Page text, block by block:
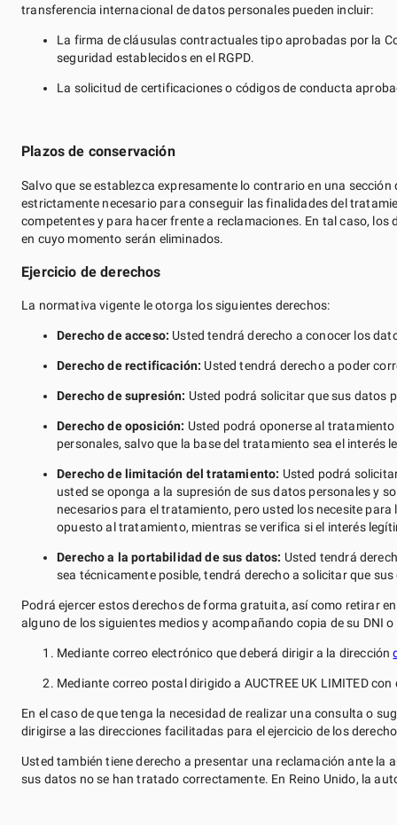
transferencia internacional de datos personales pueden incluir:
La firma de cláusulas contractuales tipo aprobadas por la
seguridad establecidos en el RGPD.
La solicitud de certificaciones o códigos de conducta
Plazos de conservación
Salvo que se establezca expresamente lo contrario en una
estrictamente necesario para conseguir las finalidades del
competentes y para hacer frente a reclamaciones. En tal caso,
en cuyo momento serán eliminados.
Ejercicio de derechos
La normativa vigente le otorga los siguientes derechos:
Derecho de acceso: Usted tendrá derecho a conocer los
Derecho de rectificación: Usted tendrá derecho a poder
Derecho de supresión: Usted podrá solicitar que sus datos
Derecho de oposición: Usted podrá oponerse al
personales, salvo que la base del tratamiento sea el interés
Derecho de limitación del tratamiento: Usted podrá
usted se oponga a la supresión de sus datos personales y
necesarios para el tratamiento, pero usted los necesite
opuesto al tratamiento, mientras se verifica si el interés
Derecho a la portabilidad de sus datos: Usted tendrá
sea técnicamente posible, tendrá derecho a solicitar que
Podrá ejercer estos derechos de forma gratuita, así como retirar
alguno de los siguientes medios y acompañando copia de su DNI
Mediante correo electrónico que deberá dirigir a la dirección
Mediante correo postal dirigido a AUCTREE UK LIMITED
En el caso de que tenga la necesidad de realizar una consulta o
dirigirse a las direcciones facilitadas para el ejercicio de los
Usted también tiene derecho a presentar una reclamación ante
sus datos no se han tratado correctamente. En Reino Unido, la